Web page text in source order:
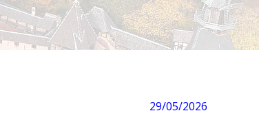
29/05/2026